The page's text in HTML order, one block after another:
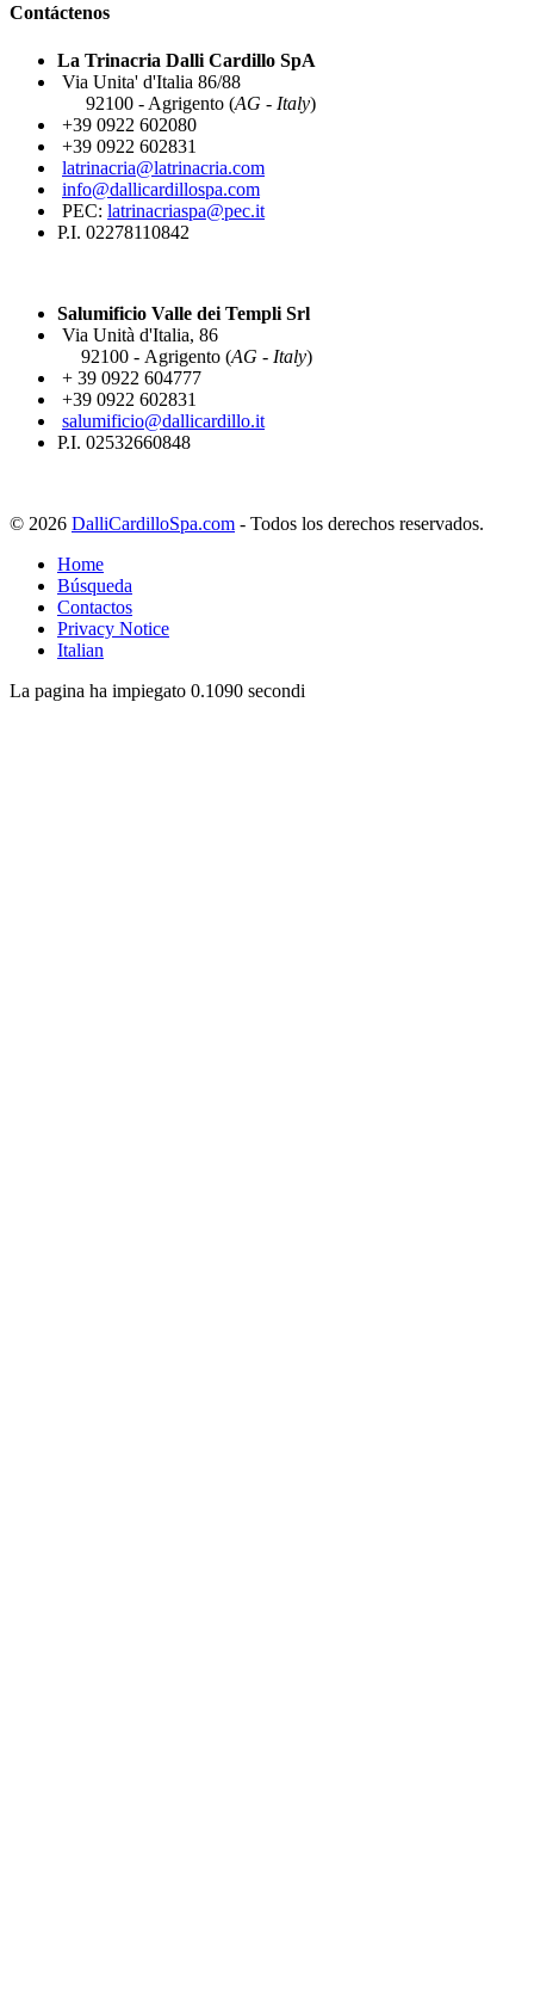
Contáctenos
La Trinacria Dalli Cardillo SpA
Via Unita' d'Italia 86/88
92100 - Agrigento (AG - Italy)
+39 0922 602080
+39 0922 602831
latrinacria@latrinacria.com
info@dallicardillospa.com
PEC: latrinacriaspa@pec.it
P.I. 02278110842
Salumificio Valle dei Templi Srl
Via Unità d'Italia, 86
92100 - Agrigento (AG - Italy)
+ 39 0922 604777
+39 0922 602831
salumificio@dallicardillo.it
P.I. 02532660848
© 2026 DalliCardilloSpa.com - Todos los derechos reservados.
Home
Búsqueda
Contactos
Privacy Notice
Italian
La pagina ha impiegato 0.1090 secondi